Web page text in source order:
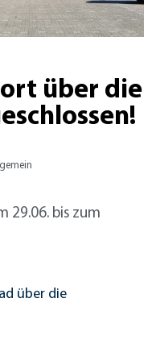
über die
29.06. bis zum
über die